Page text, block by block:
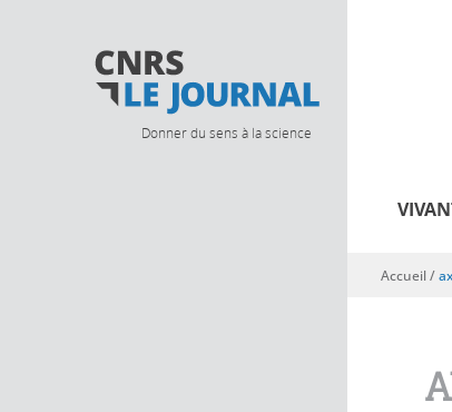
Donner du sens à la science
Vous êtes ici
Accueil/